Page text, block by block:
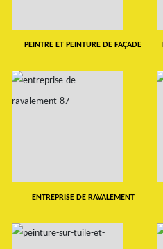
PEINTRE ET PEINTURE DE FAÇADE
ENTREPRISE DE RAVALEMENT